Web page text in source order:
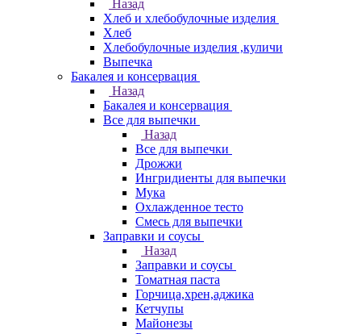
Назад
Хлеб и хлебобулочные изделия
Хлеб
Хлебобулочные изделия ,куличи
Выпечка
Бакалея и консервация
Назад
Бакалея и консервация
Все для выпечки
Назад
Все для выпечки
Дрожжи
Ингридиенты для выпечки
Мука
Охлажденное тесто
Смесь для выпечки
Заправки и соусы
Назад
Заправки и соусы
Томатная паста
Горчица,хрен,аджика
Кетчупы
Майонезы